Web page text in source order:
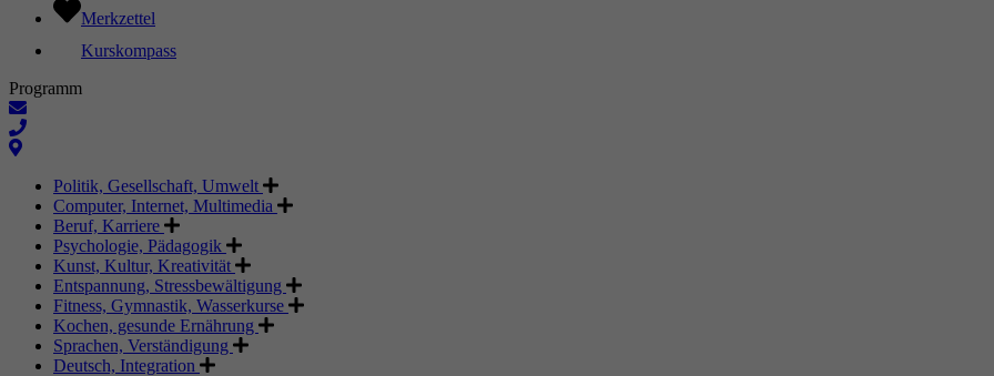
Merkzettel
Kurskompass
Programm
Politik, Gesellschaft, Umwelt
Computer, Internet, Multimedia
Beruf, Karriere
Psychologie, Pädagogik
Kunst, Kultur, Kreativität
Entspannung, Stressbewältigung
Fitness, Gymnastik, Wasserkurse
Kochen, gesunde Ernährung
Sprachen, Verständigung
Deutsch, Integration